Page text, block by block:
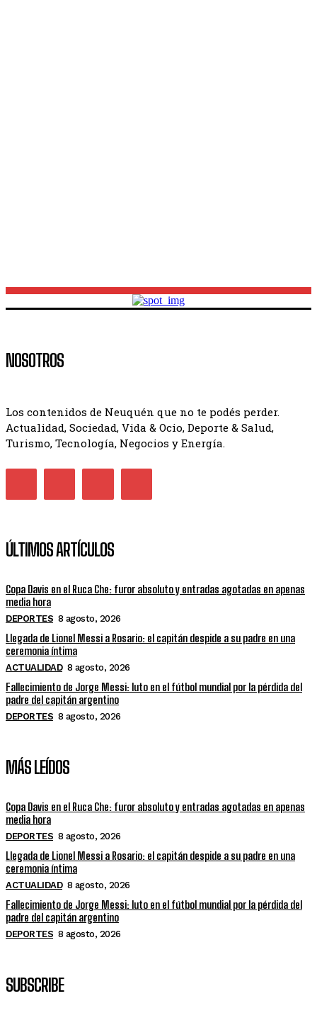
NOSOTROS
Los contenidos de Neuquén que no te podés perder.
Actualidad, Sociedad, Vida & Ocio, Deporte & Salud,
Turismo, Tecnología, Negocios y Energía.
ÚLTIMOS ARTÍCULOS
Copa Davis en el Ruca Che: furor absoluto y entradas agotadas en apenas
media hora
DEPORTES 8 agosto, 2026
Llegada de Lionel Messi a Rosario: el capitán despide a su padre en una
ceremonia íntima
ACTUALIDAD 8 agosto, 2026
Fallecimiento de Jorge Messi: luto en el fútbol mundial por la pérdida del
padre del capitán argentino
DEPORTES 8 agosto, 2026
MÁS LEÍDOS
Copa Davis en el Ruca Che: furor absoluto y entradas agotadas en apenas
media hora
DEPORTES 8 agosto, 2026
Llegada de Lionel Messi a Rosario: el capitán despide a su padre en una
ceremonia íntima
ACTUALIDAD 8 agosto, 2026
Fallecimiento de Jorge Messi: luto en el fútbol mundial por la pérdida del
padre del capitán argentino
DEPORTES 8 agosto, 2026
SUBSCRIBE